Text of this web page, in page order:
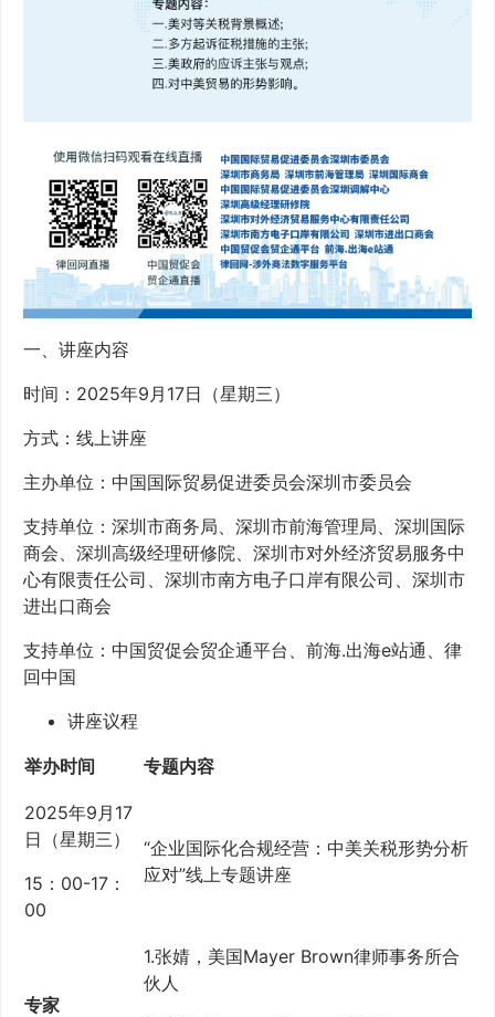
一、讲座内容
时间：2025年9月17日（星期三）
方式：线上讲座
主办单位：中国国际贸易促进委员会深圳市委员会
支持单位：深圳市商务局、深圳市前海管理局、深圳国际
商会、深圳高级经理研修院、深圳市对外经济贸易服务中
心有限责任公司、深圳市南方电子口岸有限公司、深圳市
进出口商会
支持单位：中国贸促会贸企通平台、前海.出海e站通、律
回中国
讲座议程
举办时间 专题内容
2025年9月17
日（星期三）
15：00-17：
00
“企业国际化合规经营：中美关税形势分析
应对”线上专题讲座
专家
1.张婧，美国Mayer Brown律师事务所合
伙人